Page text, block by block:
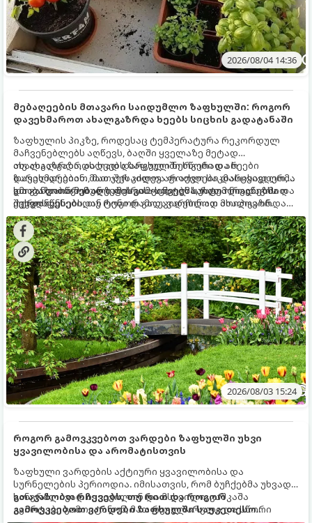
2026/08/04 14:36
მებაღეების მთავარი საიდუმლო ზაფხულში: როგორ
დავეხმაროთ ახალგაზრდა ხეებს სიცხის გადატანაში
ზაფხულის პიკზე, როდესაც ტემპერატურა რეკორდულ
მაჩვენებლებს აღწევს, ბაღში ყველაზე მეტად
ახალგაზრდა, ახლად დარგული ნერგები და ხეები
ზარალდებიან. მათ ჯერ კიდევ არ აქვთ საკმარისად ღრმა
და განვითარებული ფესვთა სისტემა, რათა ნიადაგის
ქვედა ფენებიდან ტენი დამოუკიდებლად მოიპოვონ.
თუ ახალგაზრდა ხეებს ზაფხულში სწორად არ
დავეხმარებით, მათ შესაძლოა ფოთლები დასცვივდეთ,
ხმობა დაიწყონ ან ზამთრის ყინვებს სუსტი ორგანიზმით
შეხვდნენ.
გთავაზობთ მებაღეების გამოცდილ საიდუმლოებებსა და
ოქროს წესებს, თუ როგორ გადავარჩინოთ ახალგაზრდა
ხეები ზაფხულის სიცხეში:
2026/08/03 15:24
როგორ გამოვკვებოთ ვარდები ზაფხულში უხვი
ყვავილობისა და არომატისთვის
ზაფხული ვარდების აქტიური ყვავილობისა და
სურნელების პერიოდია. იმისათვის, რომ ბუჩქებმა უხვად,
ხანგრძლივად იყვავილონ და მსხვილი, კაშკაშა
კვირტები გამოიტანონ, მათ რეგულარული და სწორი
გთავაზობთ რჩევებს, თუ რით და როგორ
გამოვკვებოთ ვარდები ზაფხულში საუკეთესო